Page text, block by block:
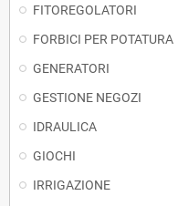
FITOREGOLATORI
FORBICI PER POTATURA
GENERATORI
GESTIONE NEGOZI
IDRAULICA
GIOCHI
IRRIGAZIONE